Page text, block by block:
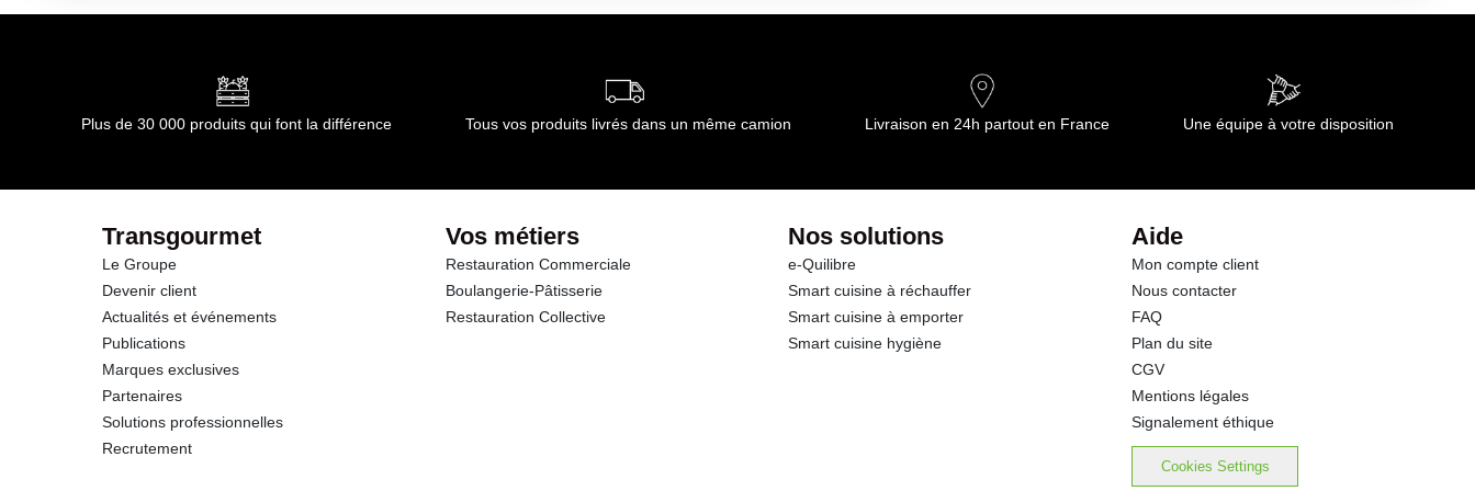
Sodium
Conditions de stockage après ouverture :Après ouverture, peut être conservé jusqu'à sa fin de durée de vie, de préférence dans un endroit frais.
Plus de 30 000 produits qui font la différence Tous vos produits livrés dans un même camion Livraison en 24h partout en France Une équipe à votre disposition
Transgourmet
Le Groupe
Devenir client
Actualités et événements
Publications
Marques exclusives
Partenaires
Solutions professionnelles
Recrutement
Vos métiers
Restauration Commerciale
Boulangerie-Pâtisserie
Restauration Collective
Nos solutions
e-Quilibre
Smart cuisine à réchauffer
Smart cuisine à emporter
Smart cuisine hygiène
Aide
Mon compte client
Nous contacter
FAQ
Plan du site
CGV
Mentions légales
Signalement éthique
Cookies Settings